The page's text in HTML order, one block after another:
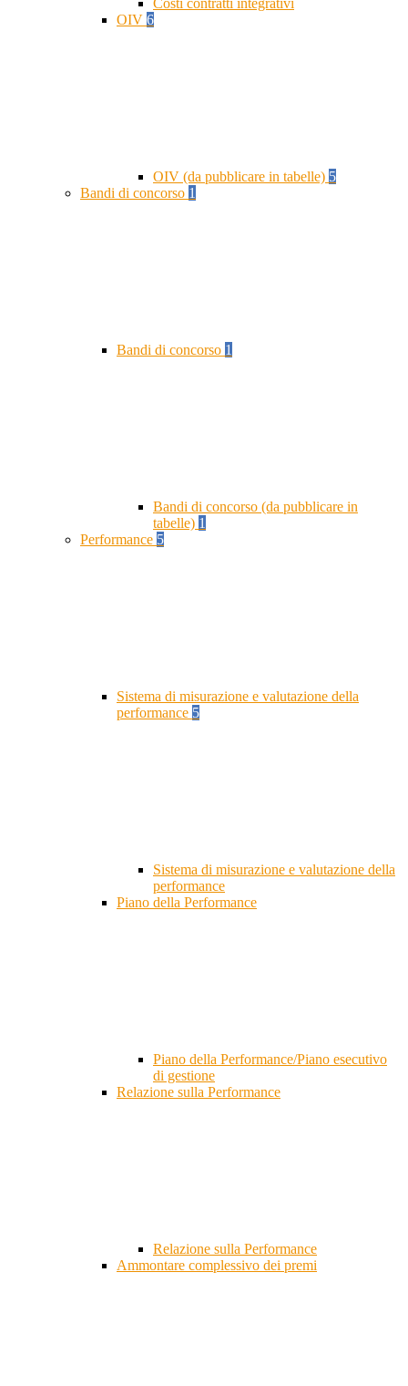
Costi contratti integrativi
OIV 6
OIV (da pubblicare in tabelle) 5
Bandi di concorso 1
Bandi di concorso 1
Bandi di concorso (da pubblicare in
tabelle) 1
Performance 5
Sistema di misurazione e valutazione della
performance 5
Sistema di misurazione e valutazione della
performance
Piano della Performance
Piano della Performance/Piano esecutivo
di gestione
Relazione sulla Performance
Relazione sulla Performance
Ammontare complessivo dei premi